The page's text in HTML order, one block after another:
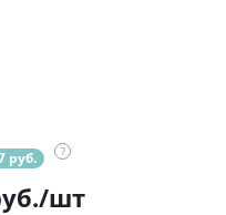
руб. ?
/шт